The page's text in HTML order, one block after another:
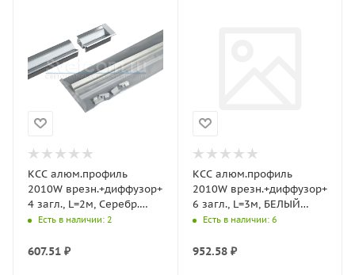
КСС алюм.профиль
2010W врезн.+диффузор+
4 загл., L=2м, Серебр.
19.143.40.110 (GLS)
Есть в наличии: 2
607.51 ₽
КСС алюм.профиль
2010W врезн.+диффузор+
6 загл., L=3м, БЕЛЫЙ
19.143.40.116 (GLS)
Есть в наличии: 6
952.58₽